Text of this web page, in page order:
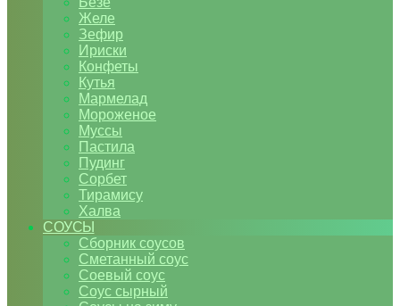
Желе
Зефир
Ириски
Конфеты
Кутья
Мармелад
Мороженое
Муссы
Пастила
Пудинг
Сорбет
Тирамису
Халва
СОУСЫ
Сборник соусов
Сметанный соус
Соевый соус
Соус сырный